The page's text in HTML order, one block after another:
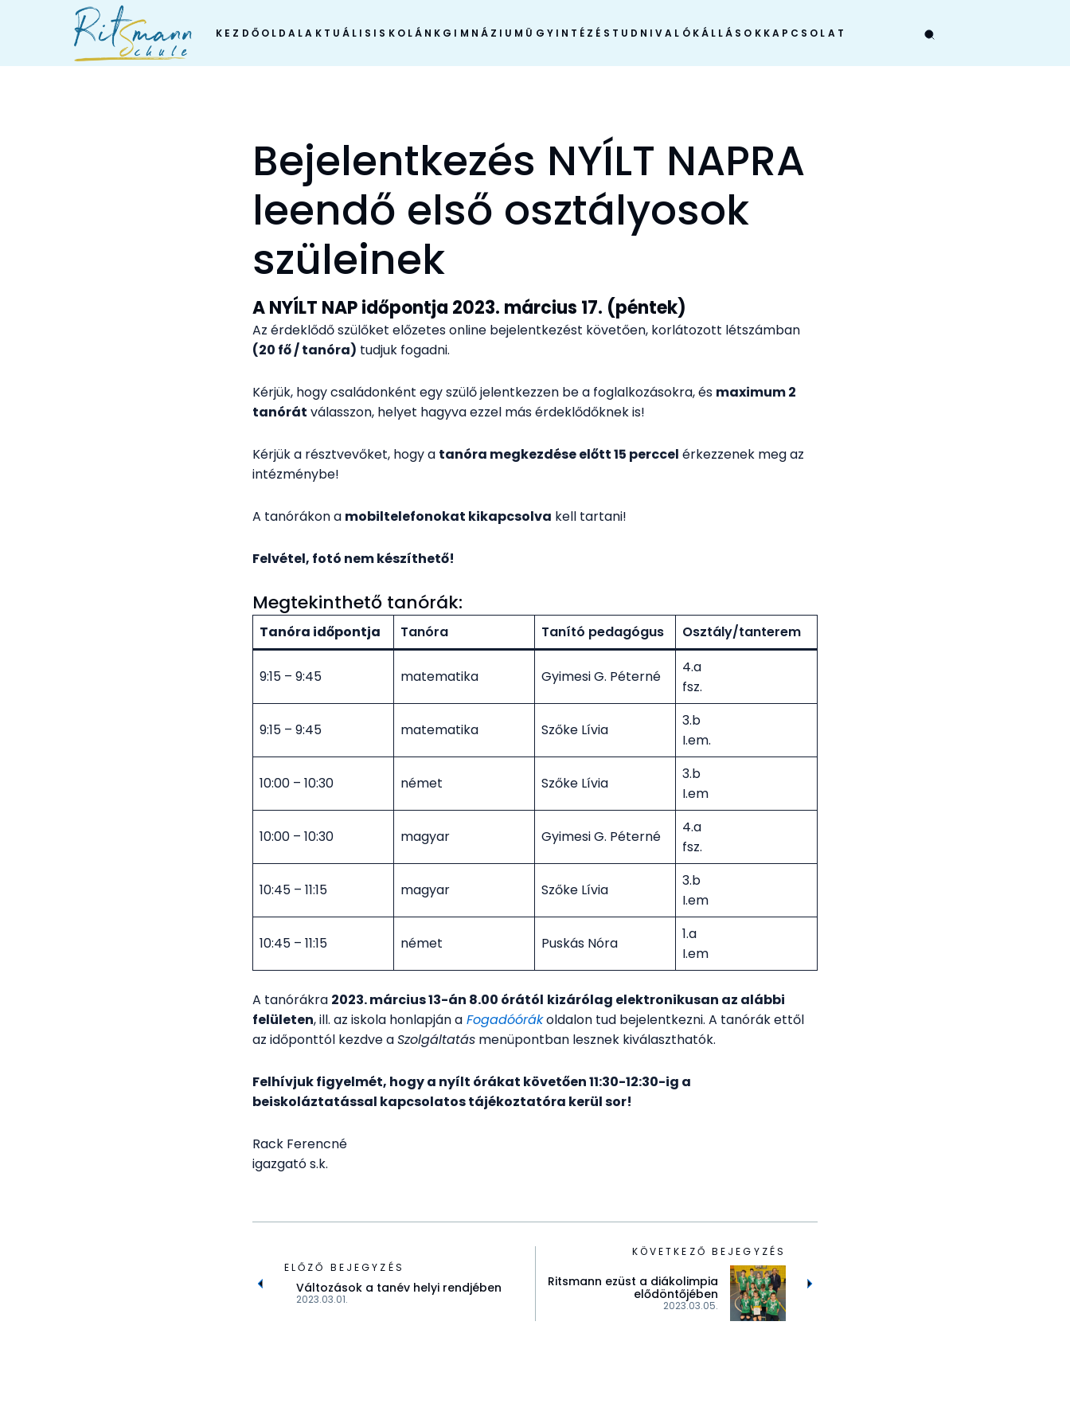
KEZDŐOLDALAKTUÁLIS ISKOLÁNK GIMNÁZIUM ÜGYINTÉZÉS TUDNIVALÓKÁLLÁSOK KAPCSOLAT
Bejelentkezés NYÍLT NAPRA
leendő első osztályosok
szüleinek
A NYÍLT NAP időpontja 2023. március 17. (péntek)
Az érdeklődő szülőket előzetes online bejelentkezést követően, korlátozott létszámban
(20 fő / tanóra) tudjuk fogadni.
Kérjük, hogy családonként egy szülő jelentkezzen be a foglalkozásokra, és maximum 2
tanórát válasszon, helyet hagyva ezzel más érdeklődőknek is!
Kérjük a résztvevőket, hogy a tanóra megkezdése előtt 15 perccel érkezzenek meg az
intézménybe!
A tanórákon a mobiltelefonokat kikapcsolva kell tartani!
Felvétel, fotó nem készíthető!
Megtekinthető tanórák:
Tanóra időpontja Tanóra Tanító pedagógus Osztály/tanterem
9:15 – 9:45 matematika Gyimesi G. Péterné
4.a
fsz.
9:15 – 9:45 matematika Szőke Lívia
3.b
I.em.
10:00 – 10:30 német Szőke Lívia
3.b
I.em
10:00 – 10:30 magyar Gyimesi G. Péterné
4.a
fsz.
10:45 – 11:15 magyar Szőke Lívia
3.b
I.em
10:45 – 11:15 német Puskás Nóra
1.a
I.em
A tanórákra 2023. március 13-án 8.00 órától kizárólag elektronikusan az alábbi
felületen, ill. az iskola honlapján a Fogadóórákoldalon tud bejelentkezni. A tanórák ettől
az időponttól kezdve aSzolgáltatás menüpontban lesznek kiválaszthatók.
Felhívjuk figyelmét, hogy a nyílt órákat követően 11:30-12:30-ig a
beiskoláztatással kapcsolatos tájékoztatóra kerül sor!
Rack Ferencné
igazgató s.k.
ELŐZŐ BEJEGYZÉS
2023.03.01.
Változások a tanév helyi rendjében
KÖVETKEZŐ BEJEGYZÉS
2023.03.05.
Ritsmann ezüst a diákolimpia
elődöntőjében